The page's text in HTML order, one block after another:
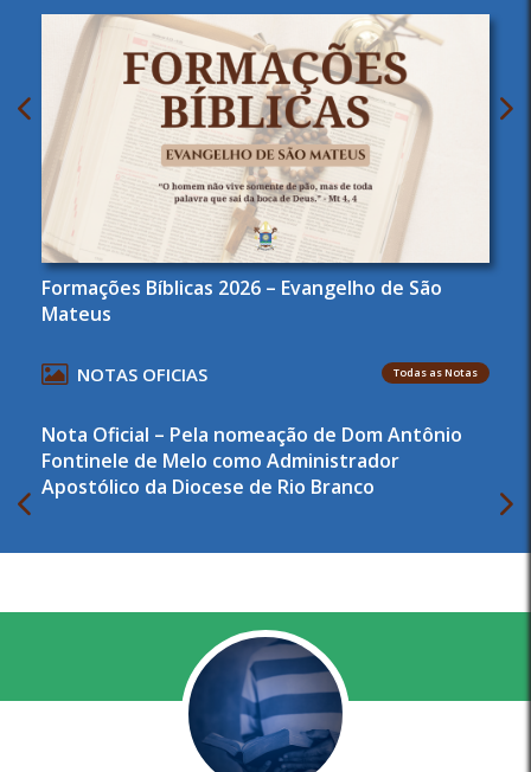
Formações Bíblicas 2026 – Evangelho de São
Mateus
NOTAS OFICIAS Todas as Notas
Nota Oficial – Pela nomeação de Dom Antônio
Fontinele de Melo como Administrador
Apostólico da Diocese de Rio Branco